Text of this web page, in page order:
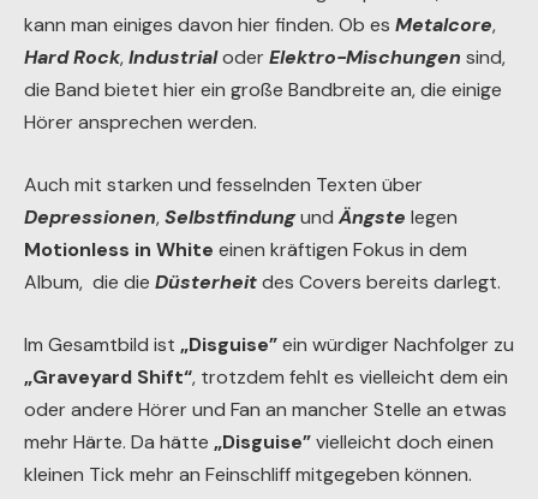
kann man einiges davon hier finden. Ob es Metalcore,
Hard Rock,IndustrialoderElektro-Mischungen sind,
die Band bietet hier ein große Bandbreite an, die einige
Hörer ansprechen werden.
Auch mit starken und fesselnden Texten über
Depressionen,Selbstfindungund Ängste legen
Motionless in White einen kräftigen Fokus in dem
Album, die die Düsterheitdes Covers bereits darlegt.
Im Gesamtbild ist „Disguise”ein würdiger Nachfolger zu
„Graveyard Shift“, trotzdem fehlt es vielleicht dem ein
oder andere Hörer und Fan an mancher Stelle an etwas
mehr Härte. Da hätte „Disguise”vielleicht doch einen
kleinen Tick mehr an Feinschliff mitgegeben können.